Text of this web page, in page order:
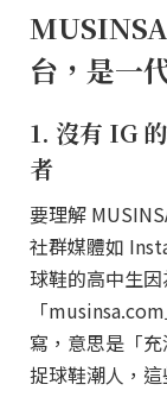
台，是一
1. 沒有 IG
者
要理解
社群媒體如
球鞋的高中生
「
寫，意思是「
捉球鞋潮人，